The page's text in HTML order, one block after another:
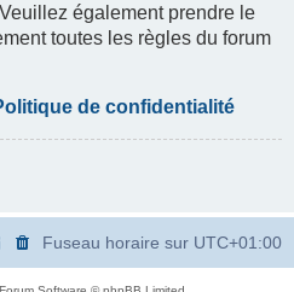
également prendre le
toutes les règles du forum
de confidentialité
Fuseau horaire sur UTC+01:00